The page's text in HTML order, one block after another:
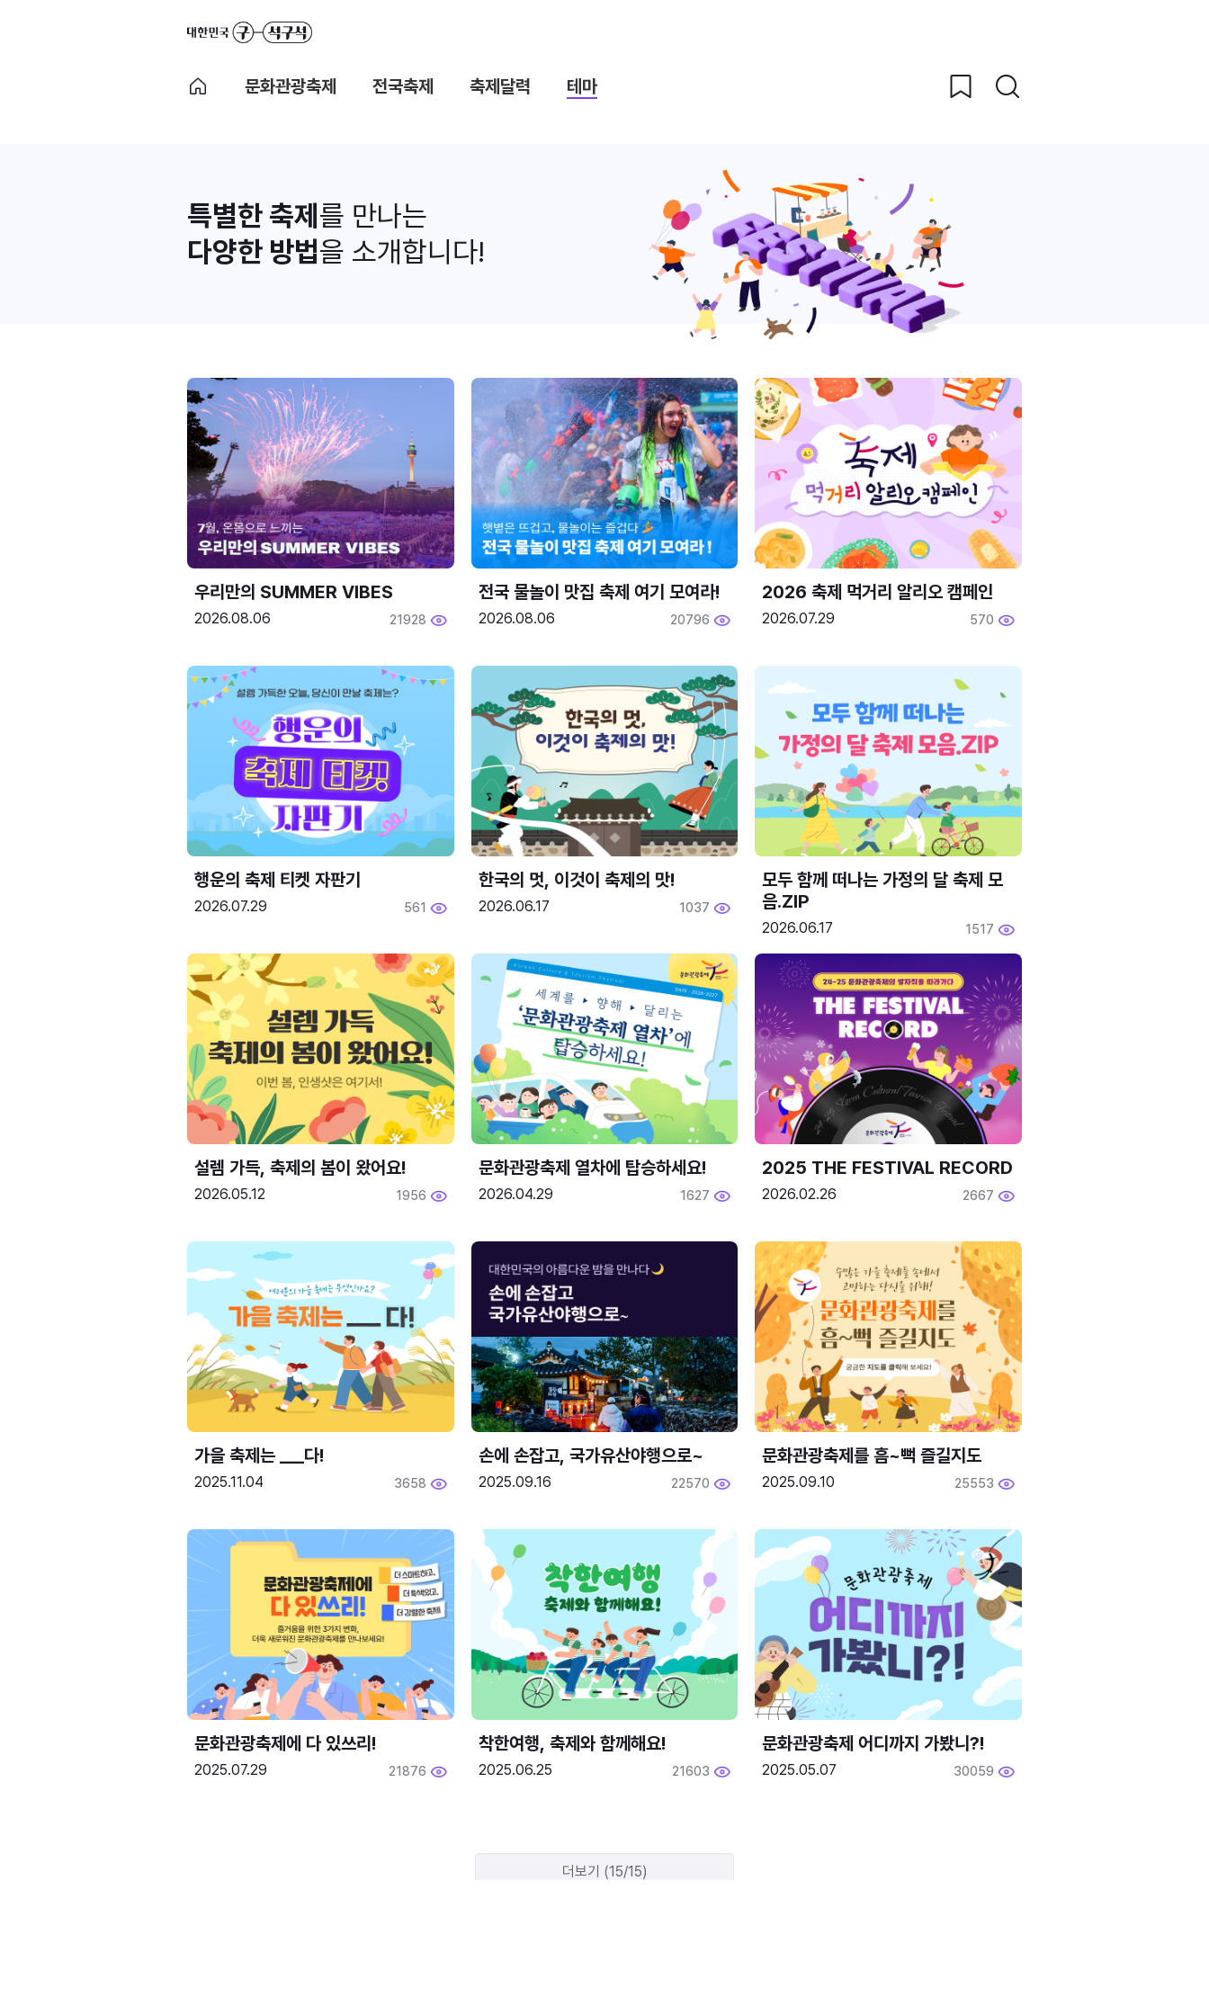
문화관광축제 전국축제 축제달력 테마
특별한 축제 를 만나는
다양한 방법을 소개합니다!
우리만의 SUMMER VIBES
2026.08.06 21928
전국 물놀이 맛집 축제 여기 모여라!
2026.08.06 20796
2026 축제 먹거리 알리오 캠페인
2026.07.29 570
행운의 축제 티켓 자판기
2026.07.29 561
한국의 멋, 이것이 축제의 맛!
2026.06.17 1037
모두 함께 떠나는 가정의 달 축제 모
음.ZIP
2026.06.17 1517
설렘 가득, 축제의 봄이 왔어요!
2026.05.12 1956
문화관광축제 열차에 탑승하세요!
2026.04.29 1627
2025 THE FESTIVAL RECORD
2026.02.26 2667
2025.11.04 3658
손에 손잡고, 국가유산야행으로~
2025.09.16 22570
문화관광축제를 흠~뻑 즐길지도
2025.09.10 25553
문화관광축제에 다 있쓰리!
2025.07.29 21876
착한여행, 축제와 함께해요!
2025.06.25 21603
문화관광축제 어디까지 가봤니?!
2025.05.07 30059
더보기 (15/15)